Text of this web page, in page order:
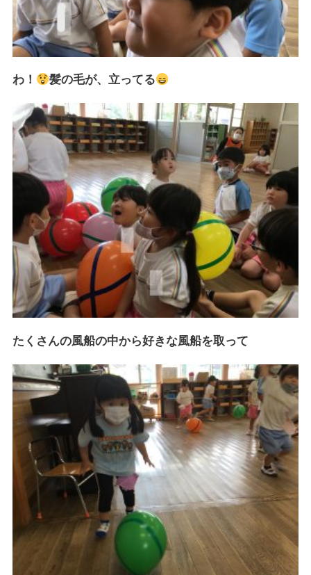
わ！ 髪の毛が、立ってる
たくさんの風船の中から好きな風船を取って